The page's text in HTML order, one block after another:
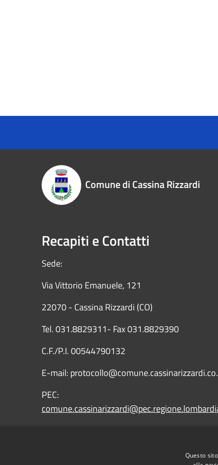
Comune di Cassina Rizzardi
Recapiti e Contatti
Sede:
Via Vittorio Emanuele, 121
22070 - Cassina Rizzardi (CO)
Tel. 031.8829311- Fax 031.8829390
C.F./P.I. 00544790132
E-mail:
PEC:
Questo